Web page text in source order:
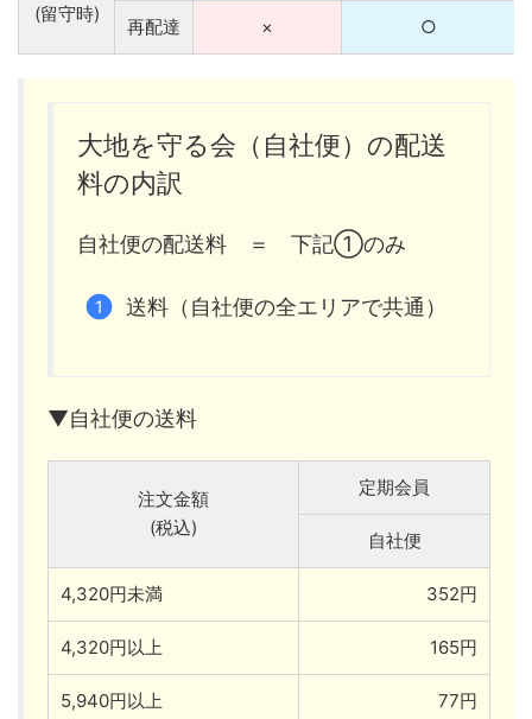
(留守時)
再配達 × ○
大地を守る会（自社便）の配送
料の内訳
自社便の配送料 ＝ 下記①のみ
送料（自社便の全エリアで共通）
▼自社便の送料
注文金額
(税込)
定期会員
自社便
4,320円未満 352円
4,320円以上 165円
5,940円以上 77円